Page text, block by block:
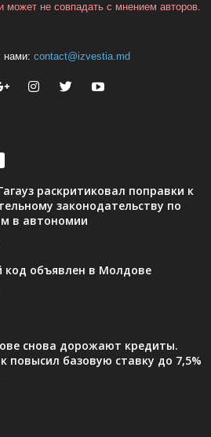
может не совпадать с мнением авторов.
нами: contact@izvestia.md
раскритиковал поправки к
законодательству по
в автономии
код объявлен в Молдове
снова дорожают кредиты.
повысил базовую ставку до 7,5%